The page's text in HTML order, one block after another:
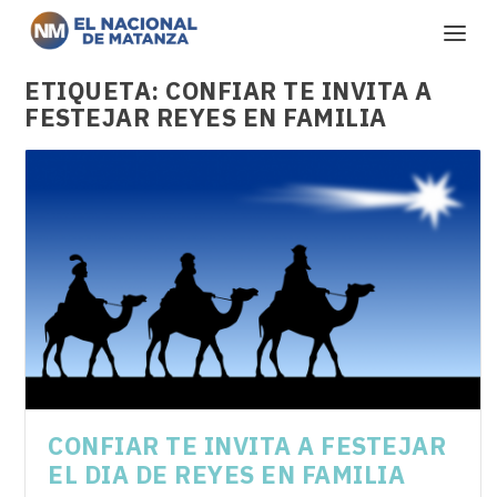
ETIQUETA: CONFIAR TE INVITA A
FESTEJAR REYES EN FAMILIA
CONFIAR TE INVITA A FESTEJAR
EL DIA DE REYES EN FAMILIA